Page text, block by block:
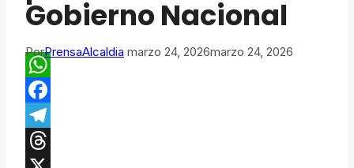
Gobierno Nacional
PorPrensaAlcaldia marzo 24, 2026marzo 24, 2026
WhatsApp
Facebook
Telegram